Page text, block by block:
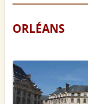
ORLÉANS